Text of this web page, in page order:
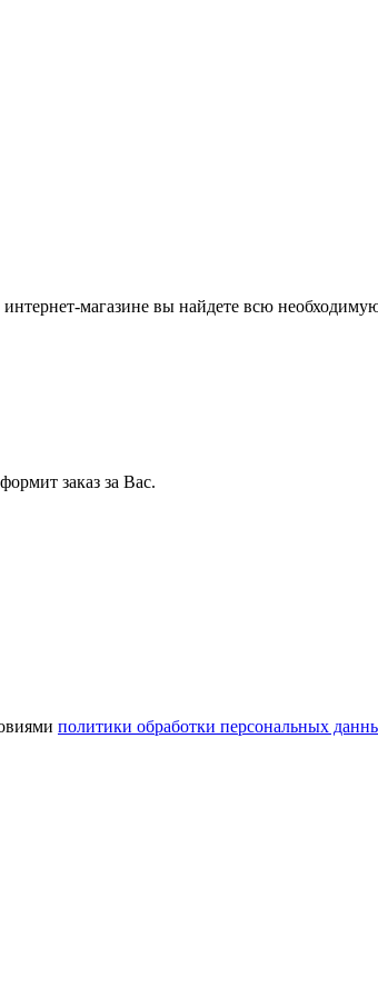
магазине вы найдете всю
заказ за Вас.
политики обработки персональных